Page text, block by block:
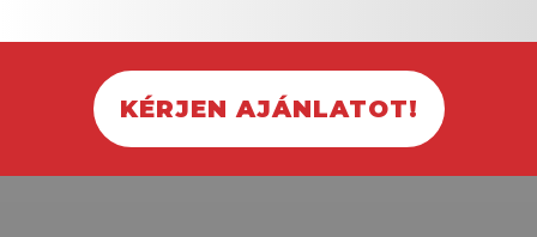
KÉRJEN AJÁNLATOT!